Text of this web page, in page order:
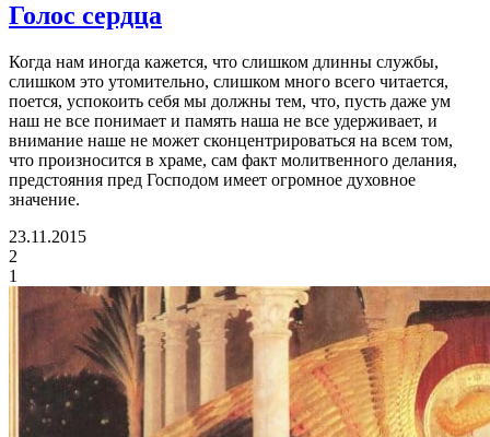
Голос сердца
Когда нам иногда кажется, что слишком длинны службы,
слишком это утомительно, слишком много всего читается,
поется, успокоить себя мы должны тем, что, пусть даже ум
наш не все понимает и память наша не все удерживает, и
внимание наше не может сконцентрироваться на всем том,
что произносится в храме, сам факт молитвенного делания,
предстояния пред Господом имеет огромное духовное
значение.
23.11.2015
2
1